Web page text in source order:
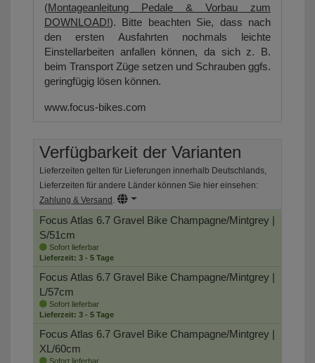
(Montageanleitung Pedale & Vorbau zum
DOWNLOAD!). Bitte beachten Sie, dass nach
den ersten Ausfahrten nochmals leichte
Einstellarbeiten anfallen können, da sich z. B.
beim Transport Züge setzen und Schrauben ggfs.
geringfügig lösen können.
www.focus-bikes.com
Verfügbarkeit der Varianten
Lieferzeiten gelten für Lieferungen innerhalb Deutschlands,
Lieferzeiten für andere Länder können Sie hier einsehen:
Zahlung & Versand .
Focus Atlas 6.7 Gravel Bike Champagne/Mintgrey |
S/51cm
Sofort lieferbar
Lieferzeit: 3 - 5 Tage
Focus Atlas 6.7 Gravel Bike Champagne/Mintgrey |
L/57cm
Sofort lieferbar
Lieferzeit: 3 - 5 Tage
Focus Atlas 6.7 Gravel Bike Champagne/Mintgrey |
XL/60cm
Sofort lieferbar